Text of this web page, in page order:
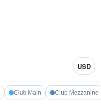
USD
Club Main Club Mezzanine